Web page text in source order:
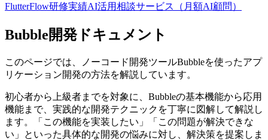
FlutterFlow研修実績AI活用相談サービス（月額AI顧問）
Bubble開発ドキュメント
このページでは、ノーコード開発ツールBubbleを使ったアプ
リケーション開発の方法を解説しています。
初心者から上級者までを対象に、Bubbleの基本機能から応用
機能まで、実践的な開発テクニックを丁寧に図解して解説し
ます。「この機能を実装したい」「この問題が解決できな
い」といった具体的な開発の悩みに対し、解決策を提案しま